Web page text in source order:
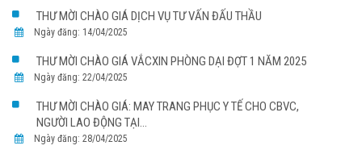
THƯ MỜI CHÀO GIÁ DỊCH VỤ TƯ VẤN ĐẤU THẦU
Ngày đăng: 14/04/2025
THƯ MỜI CHÀO GIÁ VẮCXIN PHÒNG DẠI ĐỢT 1 NĂM 2025
Ngày đăng: 22/04/2025
THƯ MỜI CHÀO GIÁ: MAY TRANG PHỤC Y TẾ CHO CBVC,
NGƯỜI LAO ĐỘNG TẠI...
Ngày đăng: 28/04/2025